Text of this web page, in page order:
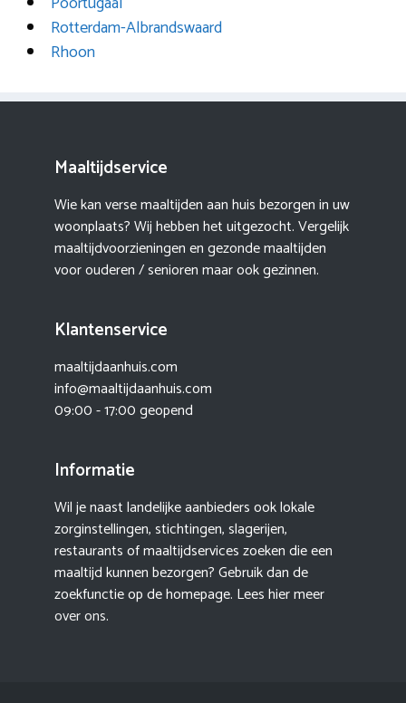
Rotterdam-Albrandswaard
Rhoon
Maaltijdservice
Wie kan verse maaltijden aan huis bezorgen in uw
woonplaats? Wij hebben het uitgezocht. Vergelijk
maaltijdvoorzieningen en gezonde maaltijden
voor ouderen / senioren maar ook gezinnen.
Klantenservice
maaltijdaanhuis.com
info@maaltijdaanhuis.com
09:00 - 17:00 geopend
Informatie
Wil je naast landelijke aanbieders ook lokale
zorginstellingen, stichtingen, slagerijen,
restaurants of maaltijdservices zoeken die een
maaltijd kunnen bezorgen? Gebruik dan de
zoekfunctie op de homepage. Lees hier meer
over ons.